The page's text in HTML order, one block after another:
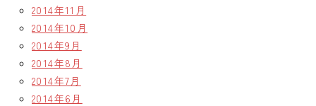
2014年11月
2014年10月
2014年9月
2014年8月
2014年7月
2014年6月